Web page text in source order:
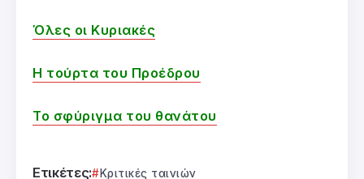
Όλες οι Κυριακές
Η τούρτα του Προέδρου
Το σφύριγμα του θανάτου
Ετικέτες: Κριτικές ταινιών